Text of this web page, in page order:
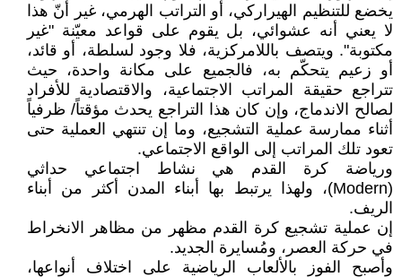
يخضع للتنظيم الهيراركي، أو التراتب الهرمي، غير أنّ هذا
لا يعني أنه عشوائي، بل يقوم على قواعد معيّنة "غير
مكتوبة". ويتصف باللامركزية، فلا وجود لسلطة، أو قائد،
أو زعيم يتحكّم به، فالجميع على مكانة واحدة، حيث
تتراجع حقيقة المراتب الاجتماعية، والاقتصادية للأفراد
لصالح الاندماج، وإن كان هذا التراجع يحدث مؤقتاً/ ظرفياً
أثناء ممارسة عملية التشجيع، وما إن تنتهي العملية حتى
تعود تلك المراتب إلى الواقع الاجتماعي.
ورياضة كرة القدم هي نشاط اجتماعي حداثي
(Modern)، ولهذا يرتبط بها أبناء المدن أكثر من أبناء
الريف.
إن عملية تشجيع كرة القدم مظهر من مظاهر الانخراط
في حركة العصر، ومُسايرة الجديد.
وأصبح الفوز بالألعاب الرياضية على اختلاف أنواعها،